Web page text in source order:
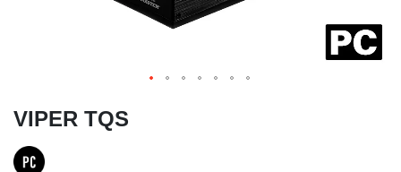
VIPER TQS